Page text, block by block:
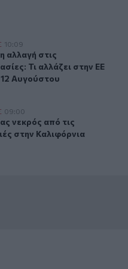
Τι αλλάζει στην ΕΕ
10:09
αλλαγή στις
αλλαγή στις
Τι αλλάζει στην ΕΕ
12 Αυγούστου
στην Καλιφόρνια
09:00
νεκρός από τις
νεκρός από τις
στην Καλιφόρνια